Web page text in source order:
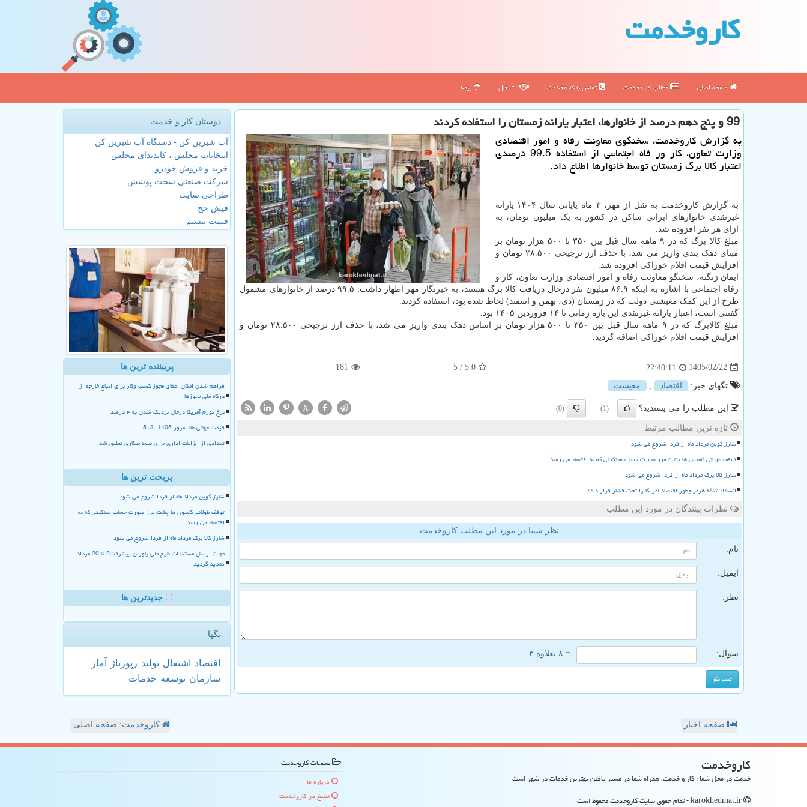
كاروخدمت
صفحه اصلی مطالب كاروخدمت تماس با كاروخدمت اشتغال بیمه
99 و پنج دهم درصد از خانوارها، اعتبار یارانه زمستان را استفاده کردند
به گزارش کاروخدمت، سخنگوی معاونت رفاه و امور اقتصادی
وزارت تعاون، کار ور فاه اجتماعی از استفاده 99.5 درصدی
اعتبار کالا برگ زمستان توسط خانوارها اطلاع داد.
به گزارش کاروخدمت به نقل از مهر، ۳ ماه پایانی سال ۱۴۰۴ یارانه
غیرنقدی خانوارهای ایرانی ساکن در کشور به یک میلیون تومان، به
ازای هر نفر افزوده شد.
مبلغ کالا برگ که در ۹ ماهه سال قبل بین ۳۵۰ تا ۵۰۰ هزار تومان بر
مبنای دهک بندی واریز می شد، با حذف ارز ترجیحی ۲۸.۵۰۰ تومان و
افزایش قیمت اقلام خوراکی افزوده شد.
ایمان زنگنه، سخنگو معاونت رفاه و امور اقتصادی وزارت تعاون، کار و
رفاه اجتماعی با اشاره به اینکه ۸۶.۹ میلیون نفر درحال دریافت کالا برگ هستند، به خبرنگار مهر اظهار داشت: ۹۹.۵ درصد از خانوارهای مشمول
طرح از این کمک معیشتی دولت که در زمستان (دی، بهمن و اسفند) لحاظ شده بود، استفاده کردند.
گفتنی است، اعتبار یارانه غیرنقدی این بازه زمانی تا ۱۴ فروردین ۱۴۰۵ بود.
مبلغ کالابرگ که در ۹ ماهه سال قبل بین ۳۵۰ تا ۵۰۰ هزار تومان بر اساس دهک بندی واریز می شد، با حذف ارز ترجیحی ۲۸.۵۰۰ تومان و
افزایش قیمت اقلام خوراکی اضافه گردید.
1405/02/22
22:40:11
5.0
/ 5
181
تگهای خبر: اقتصاد معیشت
این مطلب را می پسندید؟ (1)
(0)
X
تازه ترین مطالب مرتبط
شارژ کوپن مرداد ماه از فردا شروع می شود
توقف طولانی کامیون ها پشت مرز صورت حساب سنگینی که به اقتصاد می رسد
شارژ کالا برگ مرداد ماه از فردا شروع می شود
انسداد تنگه هرمز چطور اقتصاد آمریکا را تحت فشار قرار داد؟
نظرات بینندگان در مورد این مطلب
نظر شما در مورد این مطلب کاروخدمت
نام:
ایمیل:
نظر:
سوال: = ۸ بعلاوه ۳
دوستان کار و خدمت
آب شیرین کن - دستگاه آب شیرین کن
انتخابات مجلس ، کاندیدای مجلس
خرید و فروش خودرو
شرکت صنعتی سخت پوشش
طراحی سایت
فیش حج
قیمت بیسیم
پربیننده ترین ها
فراهم شدن امکان اعطای مجوز کسب وکار برای اتباع خارجه از
درگاه ملی مجوزها
نرخ تورم آمریکا درحال نزدیک شدن به ۴ درصد
قیمت جهانی طلا امروز 1405، 3، 5
تعدادی از الزامات اداری برای بیمه بیکاری تعلیق شد
پربحث ترین ها
شارژ کوپن مرداد ماه از فردا شروع می شود
توقف طولانی کامیون ها پشت مرز صورت حساب سنگینی که به
اقتصاد می رسد
شارژ کالا برگ مرداد ماه از فردا شروع می شود
مهلت ارسال مستندات طرح ملی یاوران پیشرفت2 تا 20 مرداد
تمدید گردید
جدیدترین ها
تگها
اقتصاد اشتغال تولید رپورتاژ
آمار
سازمان توسعه خدمات
صفحه اخبار کاروخدمت: صفحه اصلی
كاروخدمت
خدمت در محل شما ؛ کار و خدمت، همراه شما در مسیر یافتن بهترین خدمات در شهر است
صفحات كاروخدمت
درباره ما
تبلیغ در كاروخدمت